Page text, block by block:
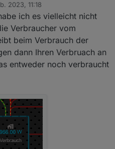
"Restverbrauch" als eigene
zu lassen? Sprich: Ich habe
gesamten Verbrauch (im
oder davon die einzelnen
(rot) abziehen lassen
keinen Wert mehr für den
wäre es, wenn man in blau
hat, aber dazu eine weitere
"Restverbrauch" noch
:)
2023, 11:18
ich es vielleicht nicht
Verbraucher vom
beim Verbrauch der
dann Ihren Verbruach an
entweder noch verbraucht